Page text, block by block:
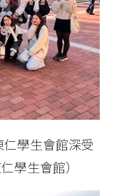
學生會館深受
學生會館）